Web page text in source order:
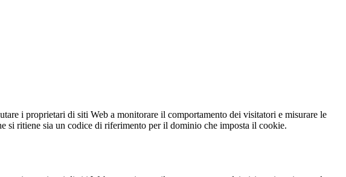
i proprietari di siti Web a monitorare il comportamento dei visitatori e misurare le
si ritiene sia un codice di riferimento per il dominio che imposta il cookie.